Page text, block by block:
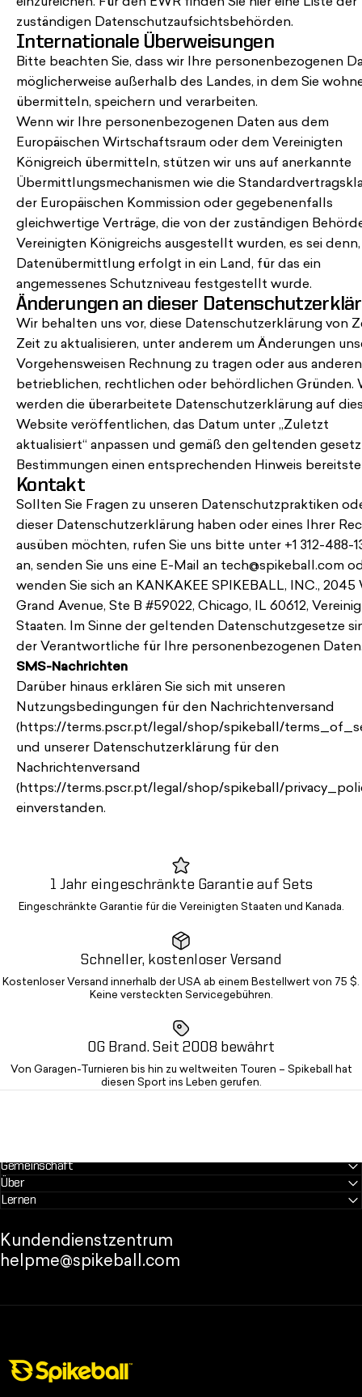
zuständigen Datenschutzaufsichtsbehörden.
Internationale Überweisungen
Bitte beachten Sie, dass wir Ihre personenbezogenen
möglicherweise außerhalb des Landes, in dem Sie
übermitteln, speichern und verarbeiten.
Wenn wir Ihre personenbezogenen Daten aus dem
Europäischen Wirtschaftsraum oder dem Vereinigten
Königreich übermitteln, stützen wir uns auf anerkannte
Übermittlungsmechanismen wie die
der Europäischen Kommission oder gegebenenfalls
gleichwertige Verträge, die von der zuständigen
Vereinigten Königreichs ausgestellt wurden, es sei
Datenübermittlung erfolgt in ein Land, für das ein
angemessenes Schutzniveau festgestellt wurde.
Änderungen an dieser
Wir behalten uns vor, diese Datenschutzerklärung von
Zeit zu aktualisieren, unter anderem um Änderungen
Vorgehensweisen Rechnung zu tragen oder aus anderen
betrieblichen, rechtlichen oder behördlichen Gründen.
werden die überarbeitete Datenschutzerklärung auf
Website veröffentlichen, das Datum unter „Zuletzt
aktualisiert“ anpassen und gemäß den geltenden
Bestimmungen einen entsprechenden Hinweis
Kontakt
Sollten Sie Fragen zu unseren Datenschutzpraktiken
dieser Datenschutzerklärung haben oder eines Ihrer
ausüben möchten, rufen Sie uns bitte unter +1 312-488-
an, senden Sie uns eine E-Mail an tech@spikeball.com
wenden Sie sich an KANKAKEE SPIKEBALL, INC., 2045
Grand Avenue, Ste B #59022, Chicago, IL 60612,
Staaten. Im Sinne der geltenden Datenschutzgesetze
der Verantwortliche für Ihre personenbezogenen
SMS-Nachrichten
Darüber hinaus erklären Sie sich mit unseren
Nutzungsbedingungen für den Nachrichtenversand
(https://terms.pscr.pt/legal/shop/spikeball/
und unserer Datenschutzerklärung für den
Nachrichtenversand
(https://terms.pscr.pt/legal/shop/spikeball/
einverstanden.
1 Jahr eingeschränkte Garantie auf Sets
Eingeschränkte Garantie für die Vereinigten Staaten und Kanada.
Schneller, kostenloser Versand
Kostenloser Versand innerhalb der USA ab einem Bestellwert von 75 $.
Keine versteckten Servicegebühren.
OG Brand. Seit 2008 bewährt
Von Garagen-Turnieren bis hin zu weltweiten Touren – Spikeball hat
diesen Sport ins Leben gerufen.
Gemeinschaft
Über
Lernen
Kundendienstzentrum
helpme@spikeball.com